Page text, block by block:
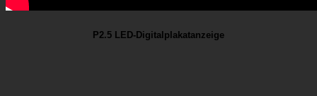
P2.5 LED-Digitalplakatanzeige